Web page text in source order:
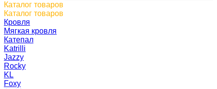
Каталог товаров
Каталог товаров
Кровля
Мягкая кровля
Катепал
Katrilli
Jazzy
Rocky
KL
Foxy